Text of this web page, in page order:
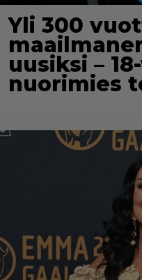
Yli 300
uusiksi –
nuorimies